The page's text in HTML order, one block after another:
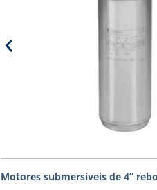
Motores submersíveis de 4”